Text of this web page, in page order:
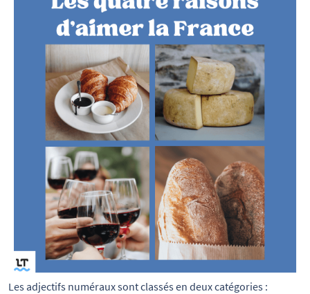
Les adjectifs numéraux sont classés en deux catégories :